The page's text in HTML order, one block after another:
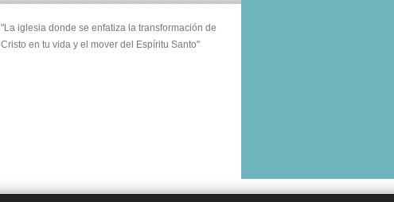
"La iglesia donde se enfatiza la transformación de
Cristo en tu vida y el mover del Espíritu Santo"